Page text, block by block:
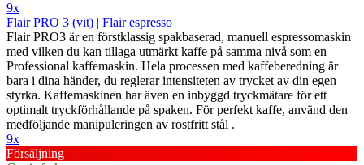
9x
Flair PRO 3 (vit) | Flair espresso
Flair PRO3 är en förstklassig spakbaserad, manuell espressomaskin
med vilken du kan tillaga utmärkt kaffe på samma nivå som en
Professional kaffemaskin. Hela processen med kaffeberedning är
bara i dina händer, du reglerar intensiteten av trycket av din egen
styrka. Kaffemaskinen har även en inbyggd tryckmätare för ett
optimalt tryckförhållande på spaken. För perfekt kaffe, använd den
medföljande manipuleringen av rostfritt stål .
9x
Försäljning